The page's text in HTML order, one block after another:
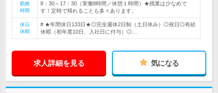
勤務
時間
8：30～17：30（実働8時間／休憩１時間）★残業は少なめで
す！定時で帰れることも多々あります。
休日
休暇
# ★年間休日133日★◎完全週休2日制（土日休み）◎祝日◎有給
休暇（初年度10日、入社日に付与）◎…
求人詳細を見る 気になる